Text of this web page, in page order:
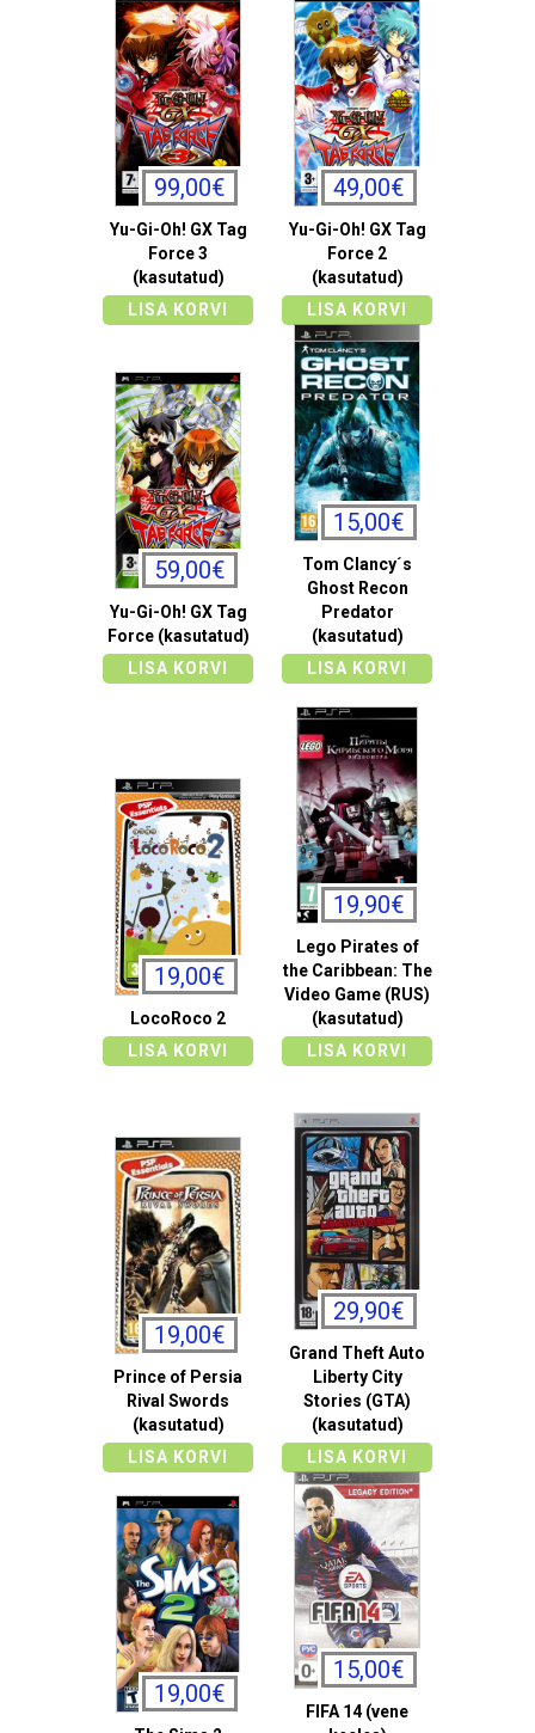
99,00€
Yu-Gi-Oh! GX Tag
Force 3
(kasutatud)
LISA KORVI
49,00€
Yu-Gi-Oh! GX Tag
Force 2
(kasutatud)
LISA KORVI
59,00€
Yu-Gi-Oh! GX Tag
Force (kasutatud)
LISA KORVI
15,00€
Tom Clancy´s
Ghost Recon
Predator
(kasutatud)
LISA KORVI
19,00€
LocoRoco 2
LISA KORVI
19,90€
Lego Pirates of
the Caribbean: The
Video Game (RUS)
(kasutatud)
LISA KORVI
19,00€
Prince of Persia
Rival Swords
(kasutatud)
LISA KORVI
29,90€
Grand Theft Auto
Liberty City
Stories (GTA)
(kasutatud)
LISA KORVI
19,00€
15,00€
FIFA 14 (vene